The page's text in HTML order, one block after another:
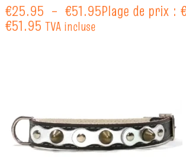
€25.95 – €51.95Plage de prix :
€51.95 TVA incluse